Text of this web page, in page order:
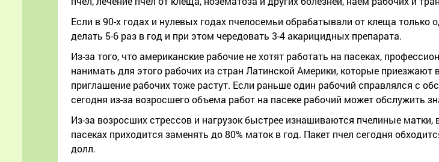
Если в 90-х годах и нулевых годах пчелосемьи обрабатывали от клеща только
делать 5-6 раз в год и при этом чередовать 3-4 акарицидных препарата.
Из-за того, что американские рабочие не хотят работать на пасеках,
нанимать для этого рабочих из стран Латинской Америки, которые
приглашение рабочих тоже растут. Если раньше один рабочий справлялся с
сегодня из-за возросшего объема работ на пасеке рабочий может обслужить
Из-за возросших стрессов и нагрузок быстрее изнашиваются пчелиные матки,
пасеках приходится заменять до 80% маток в год. Пакет пчел сегодня
долл.